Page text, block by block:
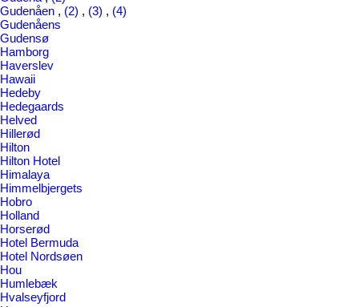
Gudenåen , (2) , (3) , (4)
Gudenåens
Gudensø
Hamborg
Haverslev
Hawaii
Hedeby
Hedegaards
Helved
Hillerød
Hilton
Hilton Hotel
Himalaya
Himmelbjergets
Hobro
Holland
Horserød
Hotel Bermuda
Hotel Nordsøen
Hou
Humlebæk
Hvalseyfjord